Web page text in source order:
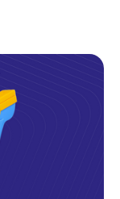
142,6
увеличилась